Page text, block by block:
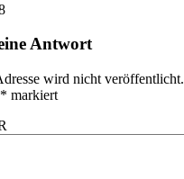
Antwort
wird nicht veröffentlicht.
* markiert